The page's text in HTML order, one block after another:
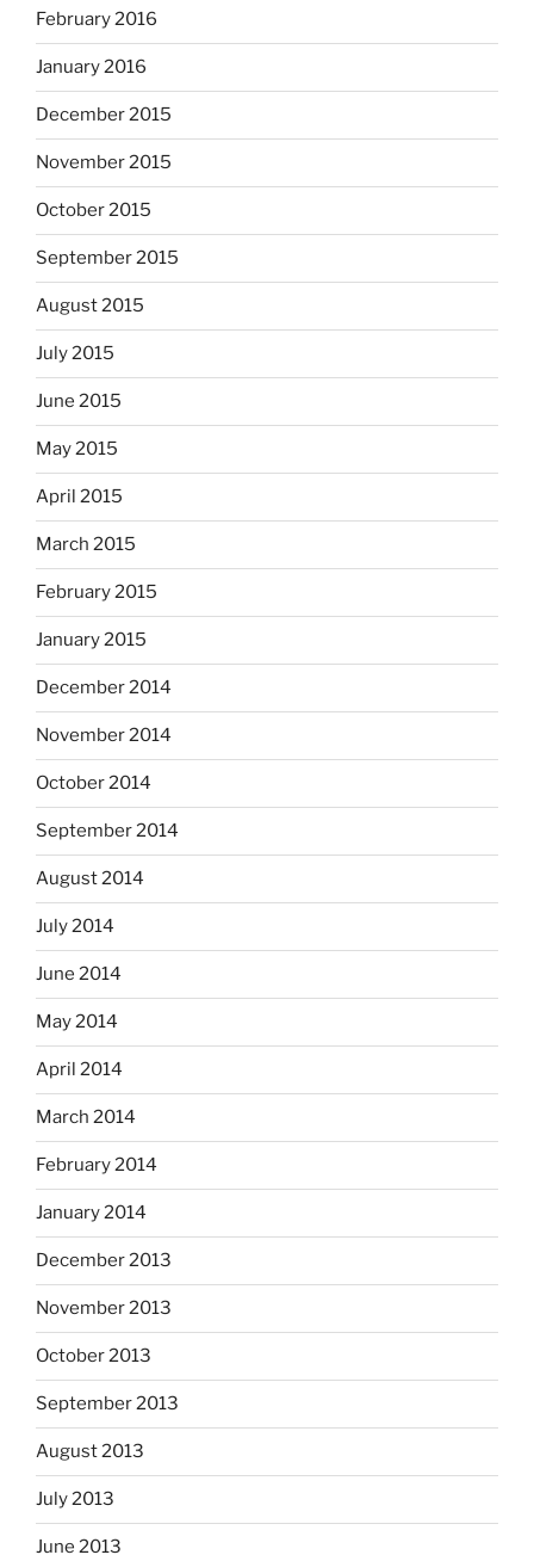
February 2016
January 2016
December 2015
November 2015
October 2015
September 2015
August 2015
July 2015
June 2015
May 2015
April 2015
March 2015
February 2015
January 2015
December 2014
November 2014
October 2014
September 2014
August 2014
July 2014
June 2014
May 2014
April 2014
March 2014
February 2014
January 2014
December 2013
November 2013
October 2013
September 2013
August 2013
July 2013
June 2013